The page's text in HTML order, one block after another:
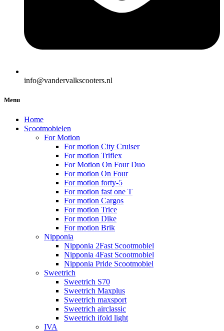
info@vandervalkscooters.nl
Menu
Home
Scootmobielen
For Motion
For motion City Cruiser
For motion Triflex
For Motion On Four Duo
For motion On Four
For motion forty-5
For motion fast one T
For motion Cargos
For motion Trice
For motion Dike
For motion Brik
Nipponia
Nipponia 2Fast Scootmobiel
Nipponia 4Fast Scootmobiel
Nipponia Pride Scootmobiel
Sweetrich
Sweetrich S70
Sweetrich Maxplus
Sweetrich maxsport
Sweetrich airclassic
Sweetrich ifold light
IVA